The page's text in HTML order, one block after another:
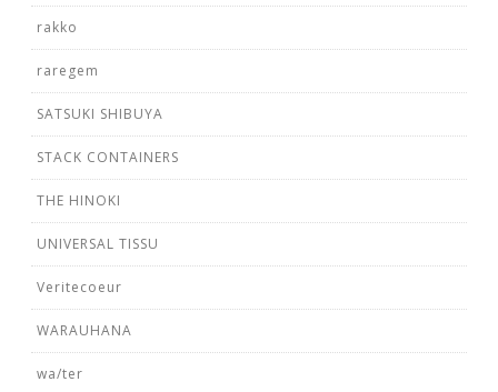
rakko
raregem
SATSUKI SHIBUYA
STACK CONTAINERS
THE HINOKI
UNIVERSAL TISSU
Veritecoeur
WARAUHANA
wa/ter